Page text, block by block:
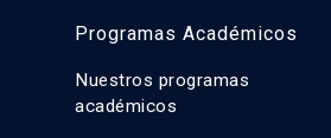
Programas Académicos
Nuestros programas
académicos